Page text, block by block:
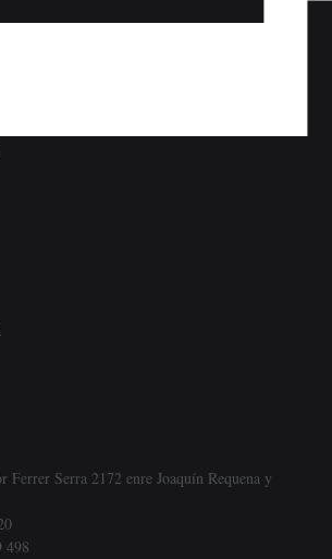
Ferrer Serra 2172 enre Joaquín Requena y
498